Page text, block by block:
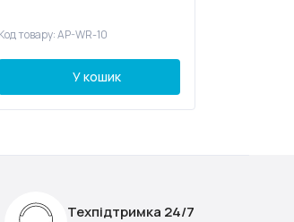
Код товару: AP-WR-10
У кошик
Техпідтримка 24/7